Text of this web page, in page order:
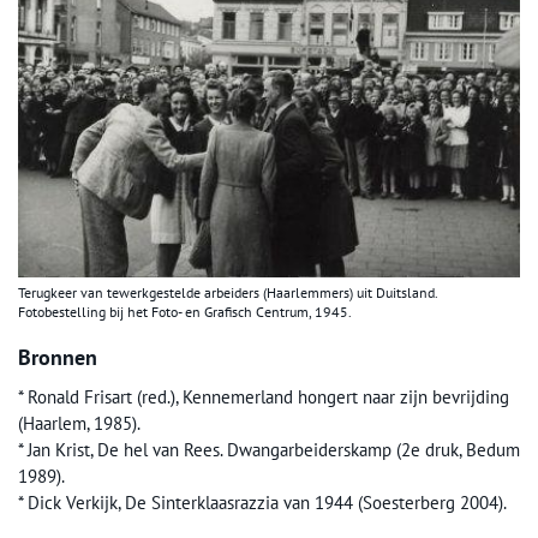
Terugkeer van tewerkgestelde arbeiders (Haarlemmers) uit Duitsland.
Fotobestelling bij het Foto- en Grafisch Centrum, 1945.
Bronnen
* Ronald Frisart (red.), Kennemerland hongert naar zijn bevrijding
(Haarlem, 1985).
* Jan Krist, De hel van Rees. Dwangarbeiderskamp (2e druk, Bedum
1989).
* Dick Verkijk, De Sinterklaasrazzia van 1944 (Soesterberg 2004).